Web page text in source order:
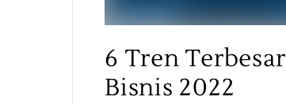
6 Tren Terbesar
Bisnis 2022